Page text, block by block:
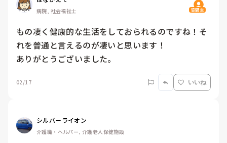
病院, 社会福祉士 質問主
もの凄く健康的な生活をしておられるのですね！そ
れを普通と言えるのが凄いと思います！
ありがとうございました。
02/17 いいね
シルバーライオン
介護職・ヘルパー, 介護老人保健施設